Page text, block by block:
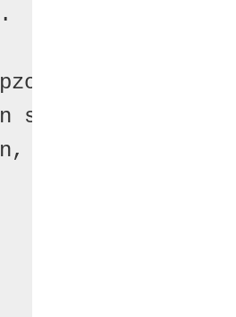
sterven uit.